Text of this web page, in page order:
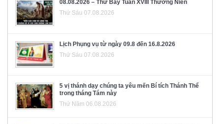
08.08.2026 – Thứ Bảy Tuần XVIII Thường Niên
Thứ Sáu 07.08.2026
Lịch Phụng vụ từ ngày 09.8 đến 16.8.2026
Thứ Sáu 07.08.2026
5 vị thánh dạy chúng ta yêu mến Bí tích Thánh Thể
trong tháng Tám này
Thứ Năm 06.08.2026